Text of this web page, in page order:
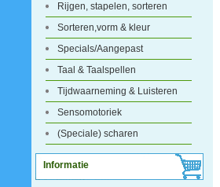
Rijgen, stapelen, sorteren
Sorteren,vorm & kleur
Specials/Aangepast
Taal & Taalspellen
Tijdwaarneming & Luisteren
Sensomotoriek
(Speciale) scharen
Informatie